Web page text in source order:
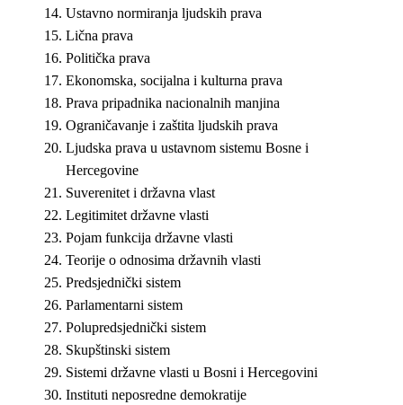
Ustavno normiranja ljudskih prava
Lična prava
Politička prava
Ekonomska, socijalna i kulturna prava
Prava pripadnika nacionalnih manjina
Ograničavanje i zaštita ljudskih prava
Ljudska prava u ustavnom sistemu Bosne i
Hercegovine
Suverenitet i državna vlast
Legitimitet državne vlasti
Pojam funkcija državne vlasti
Teorije o odnosima državnih vlasti
Predsjednički sistem
Parlamentarni sistem
Polupredsjednički sistem
Skupštinski sistem
Sistemi državne vlasti u Bosni i Hercegovini
Instituti neposredne demokratije